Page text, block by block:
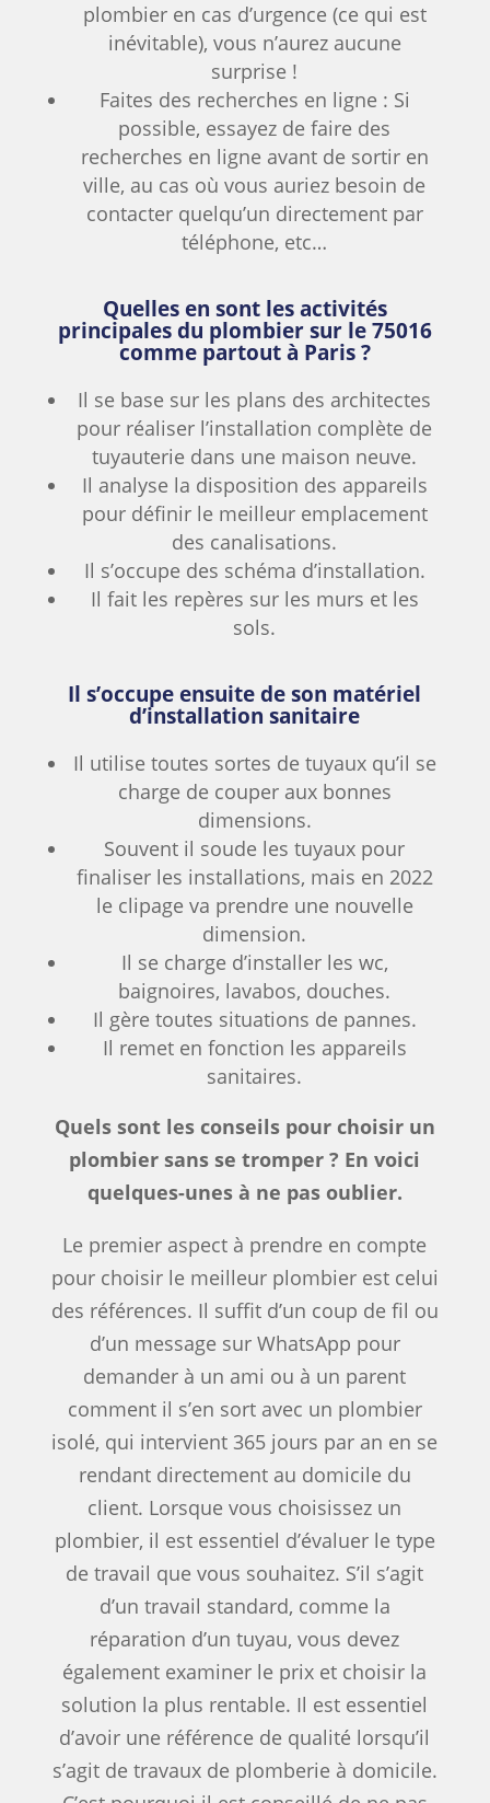
plombier en cas d’urgence (ce qui est
inévitable), vous n’aurez aucune
surprise !
Faites des recherches en ligne : Si
possible, essayez de faire des
recherches en ligne avant de sortir en
ville, au cas où vous auriez besoin de
contacter quelqu’un directement par
téléphone, etc…
Quelles en sont les activités
principales du plombier sur le 75016
comme partout à Paris ?
Il se base sur les plans des architectes
pour réaliser l’installation complète de
tuyauterie dans une maison neuve.
Il analyse la disposition des appareils
pour définir le meilleur emplacement
des canalisations.
Il s’occupe des schéma d’installation.
Il fait les repères sur les murs et les
sols.
Il s’occupe ensuite de son matériel
d’installation sanitaire
Il utilise toutes sortes de tuyaux qu’il se
charge de couper aux bonnes
dimensions.
Souvent il soude les tuyaux pour
finaliser les installations, mais en 2022
le clipage va prendre une nouvelle
dimension.
Il se charge d’installer les wc,
baignoires, lavabos, douches.
Il gère toutes situations de pannes.
Il remet en fonction les appareils
sanitaires.
Quels sont les conseils pour choisir un
plombier sans se tromper ? En voici
quelques-unes à ne pas oublier.
Le premier aspect à prendre en compte
pour choisir le meilleur plombier est celui
des références. Il suffit d’un coup de fil ou
d’un message sur WhatsApp pour
demander à un ami ou à un parent
comment il s’en sort avec un plombier
isolé, qui intervient 365 jours par an en se
rendant directement au domicile du
client. Lorsque vous choisissez un
plombier, il est essentiel d’évaluer le type
de travail que vous souhaitez. S’il s’agit
d’un travail standard, comme la
réparation d’un tuyau, vous devez
également examiner le prix et choisir la
solution la plus rentable. Il est essentiel
d’avoir une référence de qualité lorsqu’il
s’agit de travaux de plomberie à domicile.